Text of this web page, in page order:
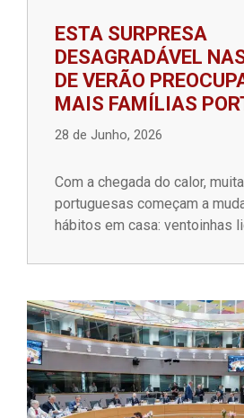
ESTA SURPRESA
DESAGRADÁVEL
DE VERÃO
MAIS FAMÍLIAS
28 de Junho, 2026
Com a chegada do calor,
portuguesas começam a
hábitos em casa: ventoinhas